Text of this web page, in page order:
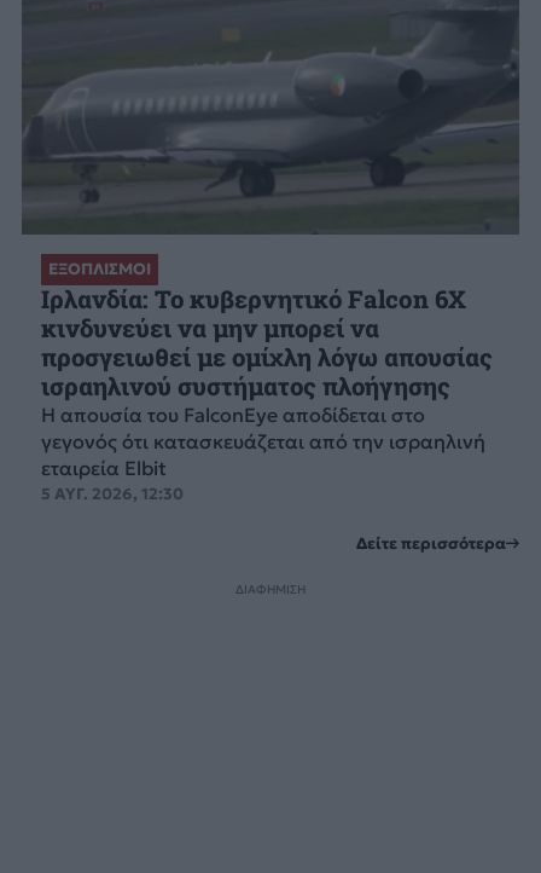
ΕΞΟΠΛΙΣΜΟΙ
Ιρλανδία: Το κυβερνητικό Falcon 6X
κινδυνεύει να μην μπορεί να
προσγειωθεί με ομίχλη λόγω απουσίας
ισραηλινού συστήματος πλοήγησης
Η απουσία του FalconEye αποδίδεται στο
γεγονός ότι κατασκευάζεται από την ισραηλινή
εταιρεία Elbit
5 ΑΥΓ. 2026, 12:30
Δείτε περισσότερα
ΔΙΑΦΗΜΙΣΗ